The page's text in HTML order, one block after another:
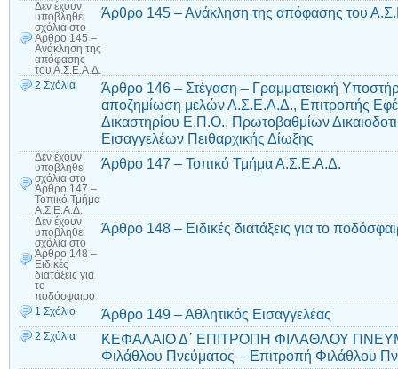
Δεν έχουν
υποβληθεί
σχόλια στο
Άρθρο 145 –
Ανάκληση της
απόφασης
του Α.Σ.Ε.Α.Δ.
Άρθρο 145 – Ανάκληση της απόφασης του
2 Σχόλια
Άρθρο 146 – Στέγαση – Γραμματειακή
αποζημίωση μελών Α.Σ.Ε.Α.Δ., Επιτροπής
Δικαστηρίου Ε.Π.Ο., Πρωτοβαθμίων
Εισαγγελέων Πειθαρχικής Δίωξης
Δεν έχουν
υποβληθεί
σχόλια στο
Άρθρο 147 –
Τοπικό Τμήμα
Α.Σ.Ε.Α.Δ.
Άρθρο 147 – Τοπικό Τμήμα Α.Σ.Ε.Α.Δ.
Δεν έχουν
υποβληθεί
σχόλια στο
Άρθρο 148 –
Ειδικές
διατάξεις για
το
ποδόσφαιρο
Άρθρο 148 – Ειδικές διατάξεις για το
1 Σχόλιο Άρθρο 149 – Αθλητικός Εισαγγελέας
2 Σχόλια
ΚΕΦΑΛΑΙΟ Δ΄ ΕΠΙΤΡΟΠΗ ΦΙΛΑΘΛΟΥ
Φιλάθλου Πνεύματος – Επιτροπή Φιλάθλου